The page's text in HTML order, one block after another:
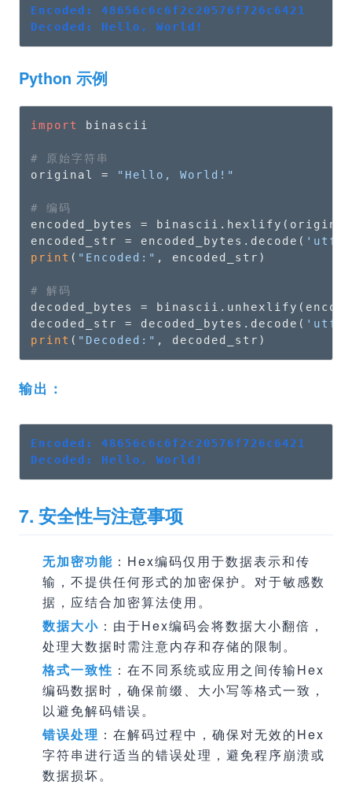
Encoded: 48656c6c6f2c20576f726c6421
Decoded: Hello, World!
Python 示例
import binascii
# 原始字符串
original =
"Hello, World!"
# 编码
encoded_bytes =
encoded_str = encoded_bytes.decode( 'utf-
print ( "Encoded:" , encoded_str)
# 解码
decoded_bytes =
decoded_str = decoded_bytes.decode( 'utf-
print ( "Decoded:" , decoded_str)
输出：
Encoded: 48656c6c6f2c20576f726c6421
Decoded: Hello, World!
7. 安全性与注意事项
无加密功能 ：Hex编码仅用于数据表示和传
输，不提供任何形式的加密保护。对于敏感数
据，应结合加密算法使用。
数据大小 ：由于Hex编码会将数据大小翻倍，
处理大数据时需注意内存和存储的限制。
格式一致性 ：在不同系统或应用之间传输Hex
编码数据时，确保前缀、大小写等格式一致，
以避免解码错误。
错误处理 ：在解码过程中，确保对无效的Hex
字符串进行适当的错误处理，避免程序崩溃或
数据损坏。